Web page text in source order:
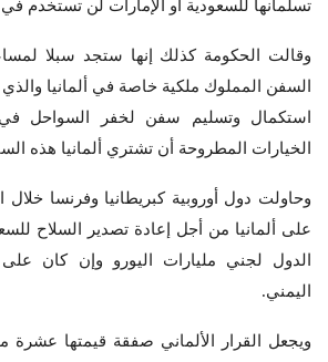
تسلمانها للسعودية أو الإمارات لن تستخدم
وقالت الحكومة كذلك إنها ستجد سبلا
السفن المملوك ملكية خاصة في ألمانيا
استكمال وتسليم سفن لخفر السواحل
الخيارات المطروحة أن تشتري ألمانيا هذه
وحاولت دول أوروبية كبريطانيا وفرنسا خلال
على ألمانيا من أجل إعادة تصدير السلاح
الدول لجني مليارات اليورو وإن كان
اليمني.
ويجعل القرار الألماني صفقة قيمتها عشرة